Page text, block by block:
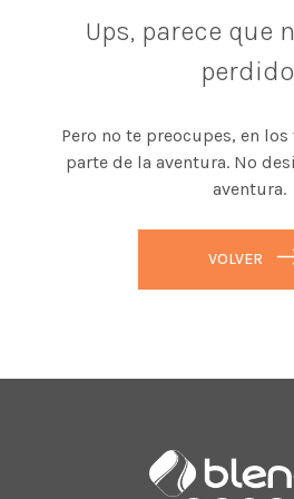
Ups, parece que
Pero no te preocupes, en
parte de la aventura. No
aventura.
VOLVER